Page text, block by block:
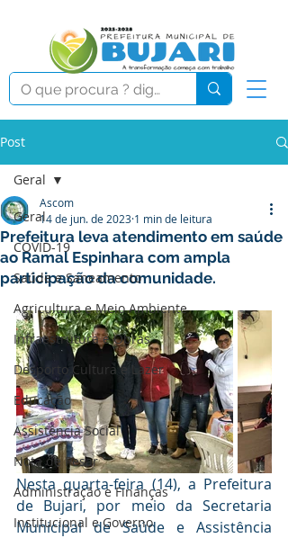
Post
Geral
COVID-19
Saúde e Saneamento
Agricultura e Meio Ambiente
Infraestrutura e Obras
Desporto Cultura e Lazer
Educação
Assistência Social
Nota de Pesar
Administração e Finanças
Institucional e Governo
Geral
Prefeitura leva atendimento em saúde
ao Ramal Espinhara com ampla
participação da comunidade.
Ascom
14 de jun. de 2023 1 min de leitura
Nesta quarta-feira (14), a Prefeitura
de Bujari, por meio da Secretaria
Municipal de Saúde e Assistência